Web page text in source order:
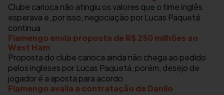
Clube carioca não atingiu os valores que o time inglês
esperava e, por isso, negociação por Lucas Paquetá
continua
Flamengo envia proposta de R$ 250 milhões ao
West Ham
Proposta do clube carioca ainda não chega ao pedido
pelos ingleses por Lucas Paquetá, porém, desejo de
jogador é a aposta para acordo
Flamengo avalia a contratação de Danilo